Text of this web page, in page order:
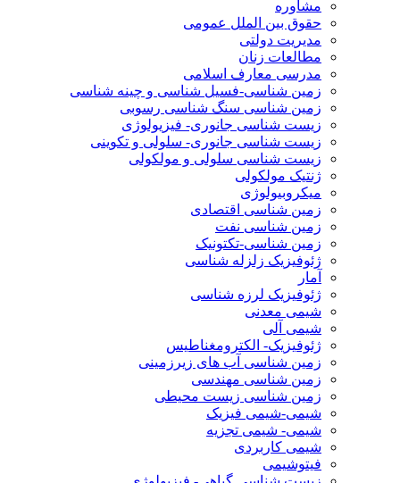
مشاوره
حقوق بین الملل عمومی
مدیریت دولتی
مطالعات زنان
مدرسی معارف اسلامی
زمین شناسی-فسیل شناسی و چینه شناسی
زمین شناسی سنگ شناسی رسوبی
زیست شناسی جانوری- فیزیولوژی
زیست شناسی جانوری- سلولی و تکوینی
زیست شناسی سلولی و مولکولی
ژنتیک مولکولی
میکروبیولوژی
زمین شناسی اقتصادی
زمین شناسی نفت
زمین شناسی-تکتونیک
ژئوفیزیک زلزله شناسی
آمار
ژئوفیزیک لرزه شناسی
شیمی معدنی
شیمی آلی
ژئوفیزیک- الکترومغناطیس
زمین شناسی آب های زیرزمینی
زمین شناسی مهندسی
زمین شناسی زیست محیطی
شیمی-شیمی فیزیک
شیمی- شیمی تجزیه
شیمی کاربردی
فیتوشیمی